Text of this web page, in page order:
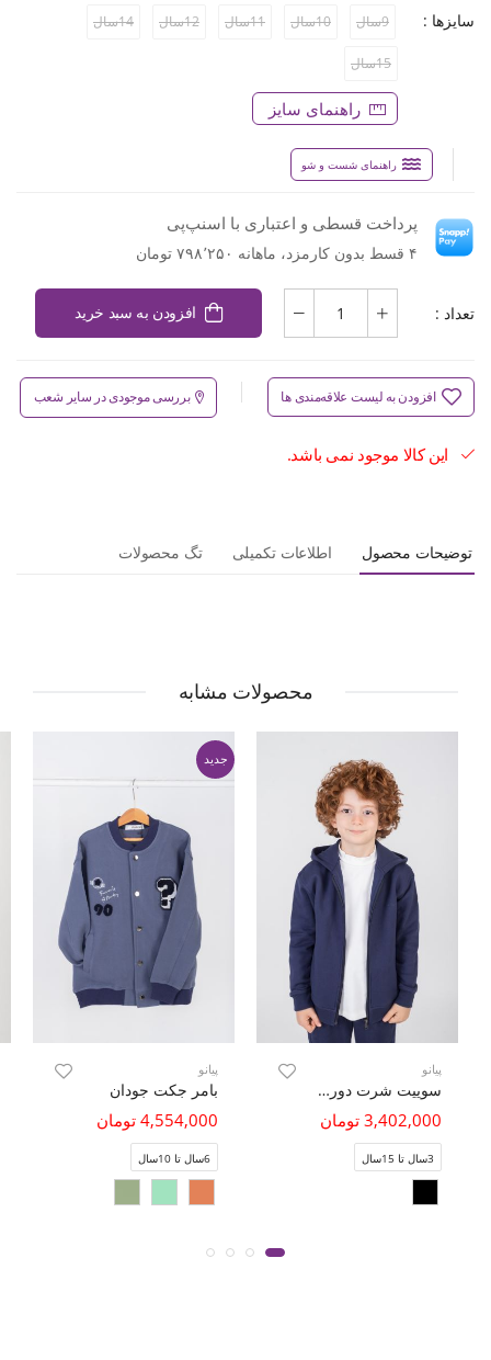
سایزها : 9سال 10سال 11سال 12سال 14سال
15سال
راهنمای سایز
راهنمای شست و شو
پرداخت قسطی و اعتباری با اسنپ‌پی
۴ قسط بدون کارمزد، ماهانه ۷۹۸٬۲۵۰ تومان
تعداد : افزودن به سبد خرید
افزودن به لیست علاقه‌مندی ها بررسی موجودی در سایر شعب
این کالا موجود نمی باشد.
توضیحات محصول اطلاعات تکمیلی تگ محصولات
محصولات مشابه
پیانو
سوییت شرت دورس سه نخ فاقد جنسیت (ست با کد 11414)
3,402,000 تومان
3سال تا 15سال
جدید
پیانو
بامر جکت جودان
4,554,000 تومان
6سال تا 10سال